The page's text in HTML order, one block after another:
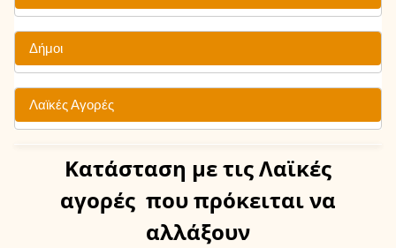
Δήμοι
Λαϊκές Αγορές
Κατάσταση με τις Λαϊκές
αγορές που πρόκειται να
αλλάξουν